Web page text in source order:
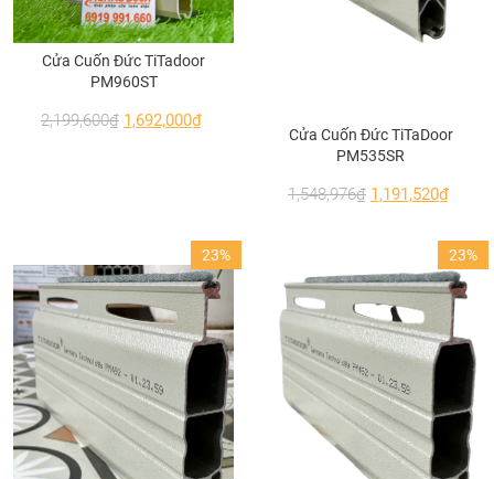
Cửa Cuốn Đức TiTadoor
PM960ST
2,199,600₫ 1,692,000₫
Cửa Cuốn Đức TiTaDoor
PM535SR
1,548,976₫ 1,191,520₫
23% 23%